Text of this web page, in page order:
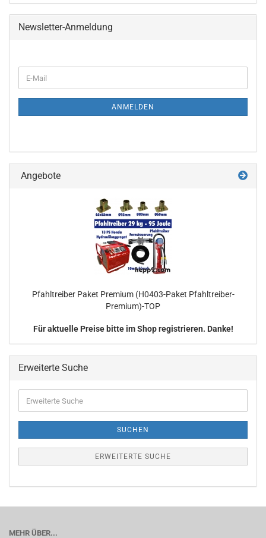
Newsletter-Anmeldung
ZUR
E-
Mail
ANMELDEN
Angebote
Pfahltreiber Paket Premium (H0403-Paket Pfahltreiber-
Premium)-TOP
Für aktuelle Preise bitte im Shop registrieren. Danke!
Erweiterte Suche
Suche
SUCHEN
ERWEITERTE SUCHE
MEHR ÜBER...